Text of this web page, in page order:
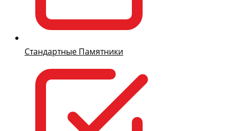
Стандартные Памятники